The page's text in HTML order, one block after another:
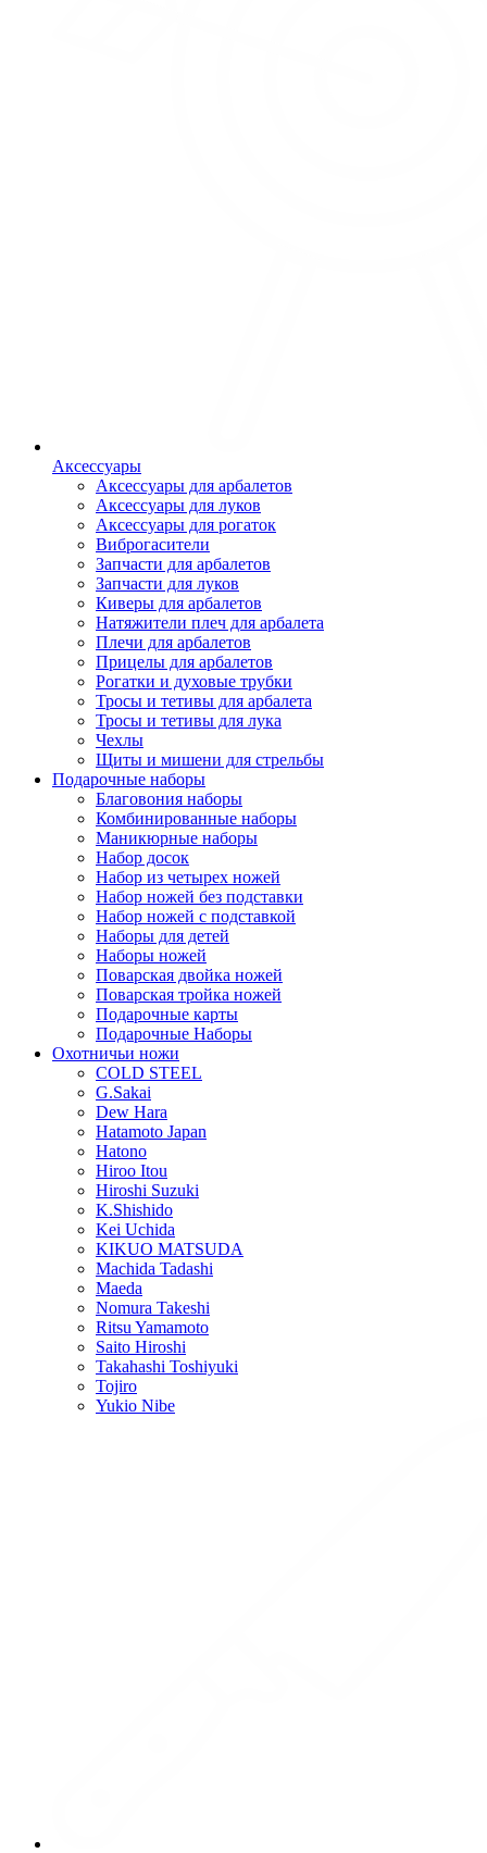
Аксессуары
Аксессуары для арбалетов
Аксессуары для луков
Аксессуары для рогаток
Виброгасители
Запчасти для арбалетов
Запчасти для луков
Киверы для арбалетов
Натяжители плеч для арбалета
Плечи для арбалетов
Прицелы для арбалетов
Рогатки и духовые трубки
Тросы и тетивы для арбалета
Тросы и тетивы для лука
Чехлы
Щиты и мишени для стрельбы
Подарочные наборы
Благовония наборы
Комбинированные наборы
Маникюрные наборы
Набор досок
Набор из четырех ножей
Набор ножей без подставки
Набор ножей с подставкой
Наборы для детей
Наборы ножей
Поварская двойка ножей
Поварская тройка ножей
Подарочные карты
Подарочные Наборы
Охотничьи ножи
COLD STEEL
G.Sakai
Dew Hara
Hatamoto Japan
Hatono
Hiroo Itou
Hiroshi Suzuki
K.Shishido
Kei Uchida
KIKUO MATSUDA
Machida Tadashi
Maeda
Nomura Takeshi
Ritsu Yamamoto
Saito Hiroshi
Takahashi Toshiyuki
Tojiro
Yukio Nibe